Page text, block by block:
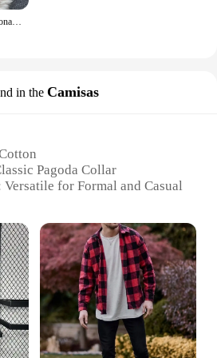
Blusa de gasa con mangas abullonadas bordadas para Mujer, Blusas de oficina, Camisas lisas ahuecadas, primavera, envío directo
in the Camisas
Pagoda Collar
Versatile for Formal and Casual
Comfortable Fit with
Comes with Matching Pocket